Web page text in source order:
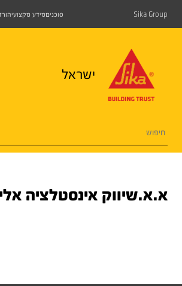
Sika Group סוכניםמידע מקצועי
ישראל
א.א.שיווק אינסטלציה